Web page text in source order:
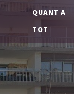
QUANT A
TOT